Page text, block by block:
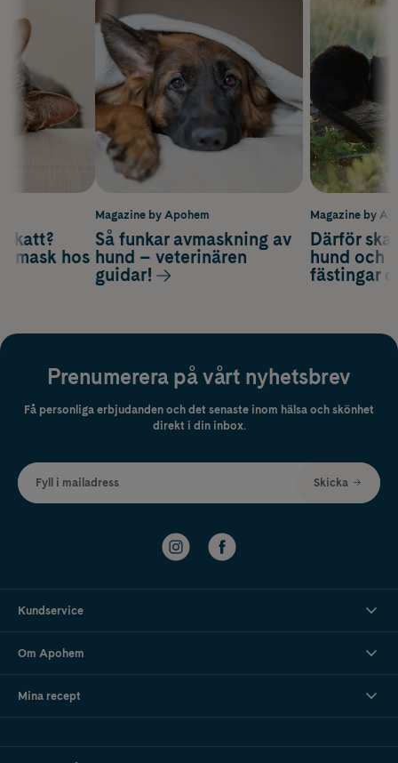
Magazine by
Därför
hund och
fästingar
katt?
mask hos
Magazine by Apohem
Så funkar avmaskning av
hund – veterinären
guidar!
Prenumerera på vårt nyhetsbrev
Få personliga erbjudanden och det senaste inom hälsa och skönhet
direkt i din inbox.
Fyll i mailadress Skicka
Kundservice
Om Apohem
Mina recept